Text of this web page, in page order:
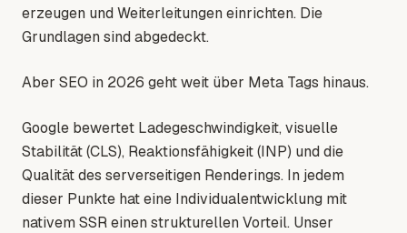
erzeugen und Weiterleitungen einrichten. Die
Grundlagen sind abgedeckt.
Aber SEO in 2026 geht weit über Meta Tags hinaus.
Google bewertet Ladegeschwindigkeit, visuelle
Stabilität (CLS), Reaktionsfähigkeit (INP) und die
Qualität des serverseitigen Renderings. In jedem
dieser Punkte hat eine Individualentwicklung mit
nativem SSR einen strukturellen Vorteil. Unser